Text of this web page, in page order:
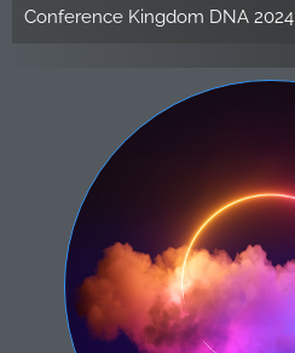
Conference Kingdom DNA 2024